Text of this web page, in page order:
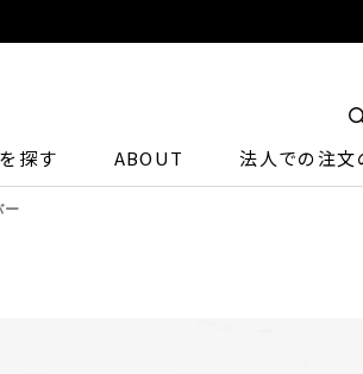
探す ABOUT 法人での注文
ー